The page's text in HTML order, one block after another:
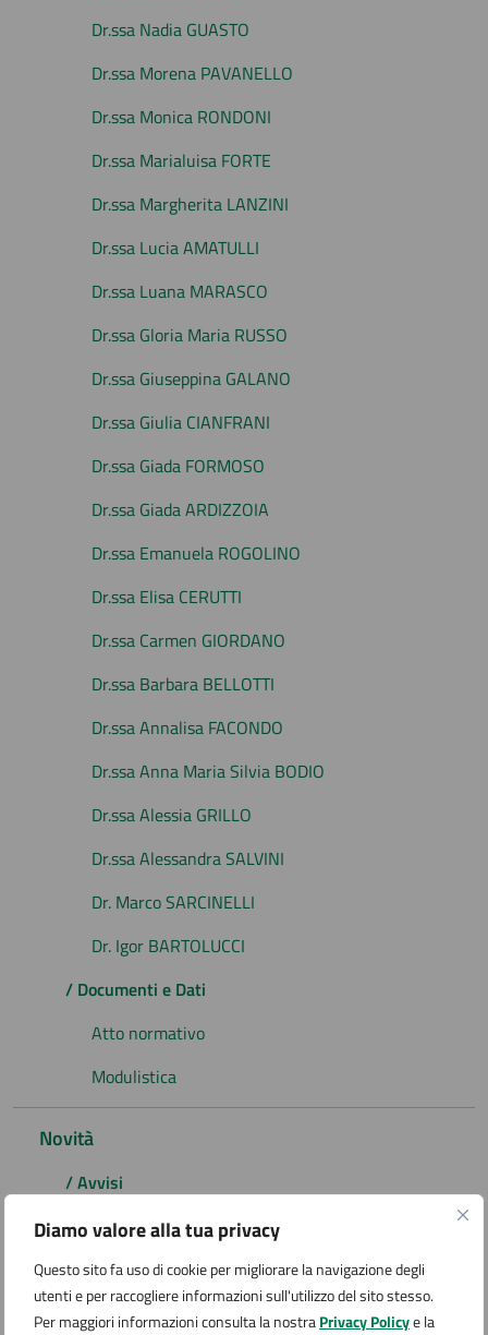
Diamo valore alla tua privacy
Questo sito fa uso di cookie per migliorare la navigazione degli
utenti e per raccogliere informazioni sull'utilizzo del sito stesso.
Per maggiori informazioni consulta la nostraPrivacy Policye la
Dr.ssa Nadia GUASTO
Dr.ssa Morena PAVANELLO
Dr.ssa Monica RONDONI
Dr.ssa Marialuisa FORTE
Dr.ssa Margherita LANZINI
Dr.ssa Lucia AMATULLI
Dr.ssa Luana MARASCO
Dr.ssa Gloria Maria RUSSO
Dr.ssa Giuseppina GALANO
Dr.ssa Giulia CIANFRANI
Dr.ssa Giada FORMOSO
Dr.ssa Giada ARDIZZOIA
Dr.ssa Emanuela ROGOLINO
Dr.ssa Elisa CERUTTI
Dr.ssa Carmen GIORDANO
Dr.ssa Barbara BELLOTTI
Dr.ssa Annalisa FACONDO
Dr.ssa Anna Maria Silvia BODIO
Dr.ssa Alessia GRILLO
Dr.ssa Alessandra SALVINI
Dr. Marco SARCINELLI
Dr. Igor BARTOLUCCI
/ Documenti e Dati
Atto normativo
Modulistica
Novità
/ Avvisi
/ Avviso
/ Comunicato stampa
/ News